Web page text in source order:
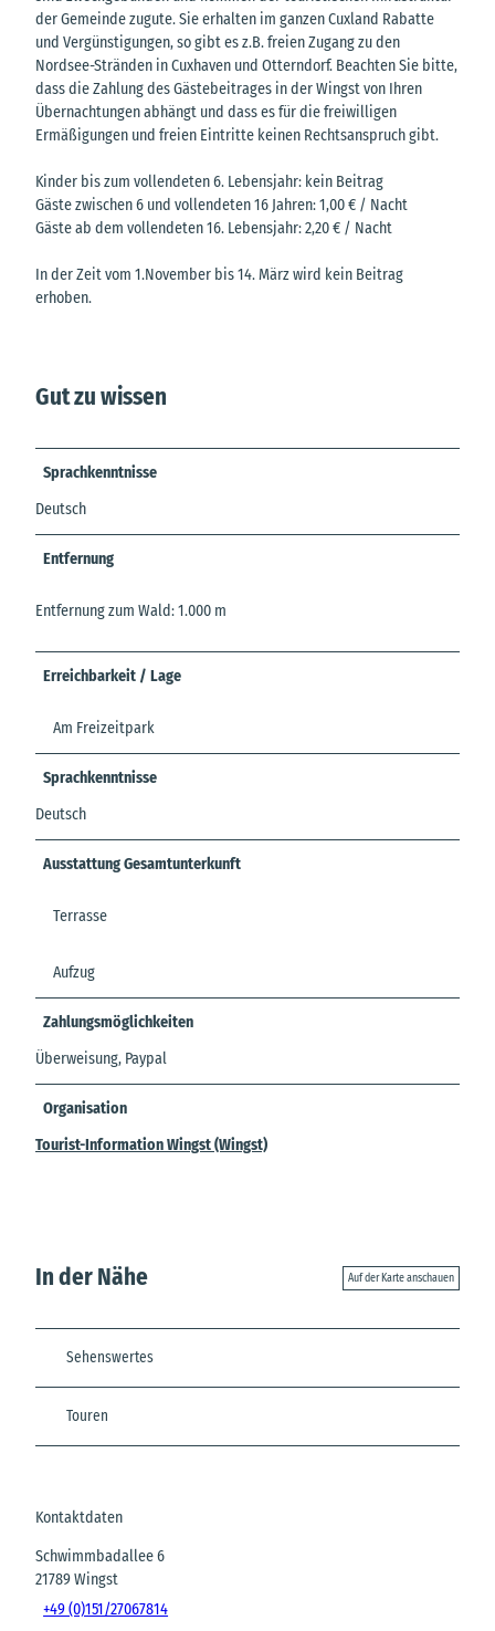
der Gemeinde zugute. Sie erhalten im ganzen Cuxland Rabatte
und Vergünstigungen, so gibt es z.B. freien Zugang zu den
Nordsee-Stränden in Cuxhaven und Otterndorf. Beachten Sie bitte,
dass die Zahlung des Gästebeitrages in der Wingst von Ihren
Übernachtungen abhängt und dass es für die freiwilligen
Ermäßigungen und freien Eintritte keinen Rechtsanspruch gibt.
Kinder bis zum vollendeten 6. Lebensjahr: kein Beitrag
Gäste zwischen 6 und vollendeten 16 Jahren: 1,00 € / Nacht
Gäste ab dem vollendeten 16. Lebensjahr: 2,20 € / Nacht
In der Zeit vom 1.November bis 14. März wird kein Beitrag
erhoben.
Gut zu wissen
Sprachkenntnisse
Deutsch
Entfernung
Entfernung zum Wald: 1.000 m
Erreichbarkeit / Lage
Am Freizeitpark
Sprachkenntnisse
Deutsch
Ausstattung Gesamtunterkunft
Terrasse
Aufzug
Zahlungsmöglichkeiten
Überweisung, Paypal
Organisation
Tourist-Information Wingst (Wingst)
In der Nähe Auf der Karte anschauen
Sehenswertes
Touren
Kontaktdaten
Schwimmbadallee 6
21789Wingst
+49 (0)151/27067814